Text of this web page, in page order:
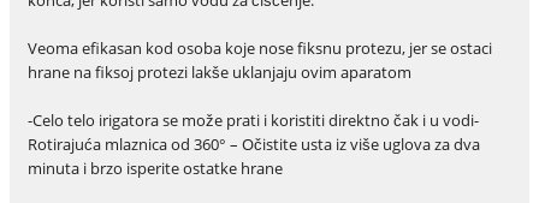
Veoma efikasan kod osoba koje nose fiksnu protezu, jer se ostaci
hrane na fiksoj protezi lakše uklanjaju ovim aparatom
-Celo telo irigatora se može prati i koristiti direktno čak i u vodi-
Rotirajuća mlaznica od 360° – Očistite usta iz više uglova za dva
minuta i brzo isperite ostatke hrane